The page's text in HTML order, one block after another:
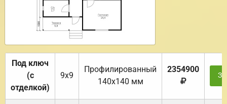
Под ключ
(с
отделкой)
9х9
Профилированный
140х140 мм
2354900